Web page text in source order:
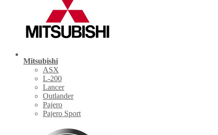
Mitsubishi
ASX
L-200
Lancer
Outlander
Pajero
Pajero Sport